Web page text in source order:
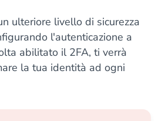
ulteriore livello di sicurezza
l'autenticazione a
abilitato il 2FA, ti verrà
la tua identità ad ogni